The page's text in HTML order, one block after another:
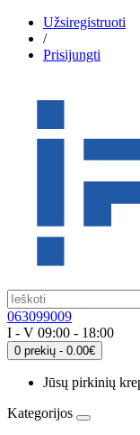
Užsiregistruoti
/
Prisijungti
063099009
I - V 09:00 - 18:00
0 prekių - 0.00€
Jūsų pirkinių
Kategorijos